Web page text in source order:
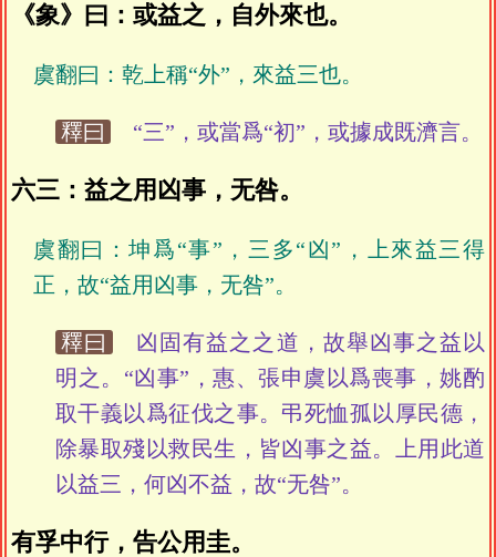
《象》曰：或益之，自外來也。
虞翻曰：乾上稱“外”，來益三也。
釋曰 “三”，或當爲“初”，或據成既濟言。
六三：益之用凶事，无咎。
虞翻曰：坤爲“事”，三多“凶”，上來益三得
正，故“益用凶事，无咎”。
釋曰
凶固有益之之道，故舉凶事之益以
明之。“凶事”，惠、張申虞以爲喪事，姚酌
取干義以爲征伐之事。弔死恤孤以厚民德，
除暴取殘以救民生，皆凶事之益。上用此道
以益三，何凶不益，故“无咎”。
有孚中行，告公用圭。